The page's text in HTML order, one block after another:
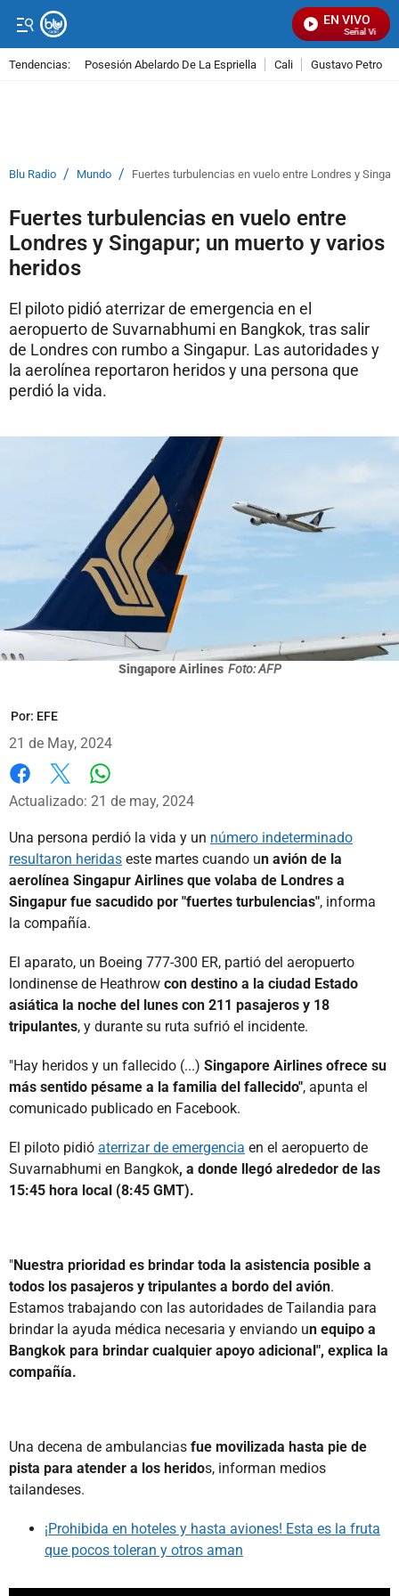
EN VIVO
Señal Visual
Tendencias: Posesión Abelardo De La Espriella Cali Gustavo Petro
Blu Radio / Mundo / Fuertes turbulencias en vuelo entre Londres y
Fuertes turbulencias en vuelo entre
Londres y Singapur; un muerto y varios
heridos
El piloto pidió aterrizar de emergencia en el
aeropuerto de Suvarnabhumi en Bangkok, tras salir
de Londres con rumbo a Singapur. Las autoridades y
la aerolínea reportaron heridos y una persona que
perdió la vida.
Singapore Airlines Foto: AFP
Por: EFE
21 de May, 2024
Facebook
X
Actualizado: 21 de may, 2024
Una persona perdió la vida y un número indeterminado
resultaron heridas este martes cuando un avión de la
aerolínea Singapur Airlines que volaba de Londres a
Singapur fue sacudido por "fuertes turbulencias", informa
la compañía.
El aparato, un Boeing 777-300 ER, partió del aeropuerto
londinense de Heathrow con destino a la ciudad Estado
asiática la noche del lunes con 211 pasajeros y 18
tripulantes, y durante su ruta sufrió el incidente.
"Hay heridos y un fallecido (...) Singapore Airlines ofrece su
más sentido pésame a la familia del fallecido", apunta el
comunicado publicado en Facebook.
El piloto pidió aterrizar de emergencia en el aeropuerto de
Suvarnabhumi en Bangkok, a donde llegó alrededor de las
15:45 hora local (8:45 GMT).
"Nuestra prioridad es brindar toda la asistencia posible a
todos los pasajeros y tripulantes a bordo del avión.
Estamos trabajando con las autoridades de Tailandia para
brindar la ayuda médica necesaria y enviando un equipo a
Bangkok para brindar cualquier apoyo adicional", explica la
compañía.
Una decena de ambulancias fue movilizada hasta pie de
pista para atender a los heridos, informan medios
tailandeses.
¡Prohibida en hoteles y hasta aviones! Esta es la fruta
que pocos toleran y otros aman